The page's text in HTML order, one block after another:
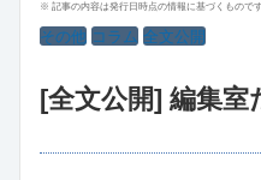
※ 記事の内容は発行日時点の情報に基づくもので
その他 コラム 全文公開
[全文公開] 編集室